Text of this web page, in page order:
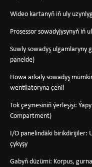
Wideo kartanyň iň uly
Prosessor sowadyjysynyň iň
Suwly sowadyş ulgamlaryny
panelde)
Howa arkaly sowadyş
wentilatoryna çenli
Tok çeşmesiniň ýerleşişi:
Compartment)
I/O panelindäki birikdirijiler:
çykyşy
Gabyň düzümi: Korpus,